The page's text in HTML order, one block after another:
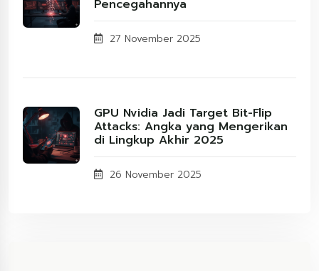
Pencegahannya
27 November 2025
GPU Nvidia Jadi Target Bit-Flip
Attacks: Angka yang Mengerikan
di Lingkup Akhir 2025
26 November 2025